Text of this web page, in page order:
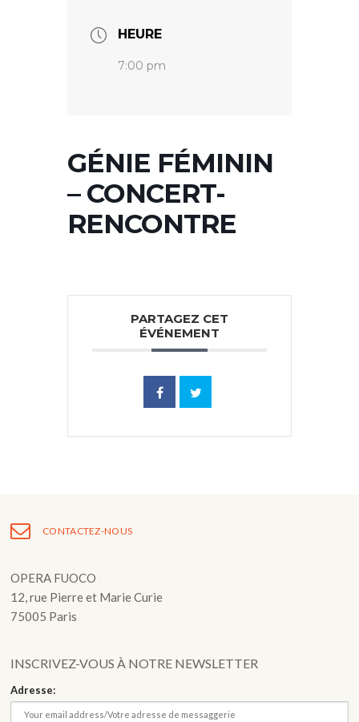
HEURE
7:00 pm
GÉNIE FÉMININ
– CONCERT-
RENCONTRE
PARTAGEZ CET
ÉVÉNEMENT
CONTACTEZ-NOUS
OPERA FUOCO
12, rue Pierre et Marie Curie
75005 Paris
INSCRIVEZ-VOUS À NOTRE NEWSLETTER
Adresse: